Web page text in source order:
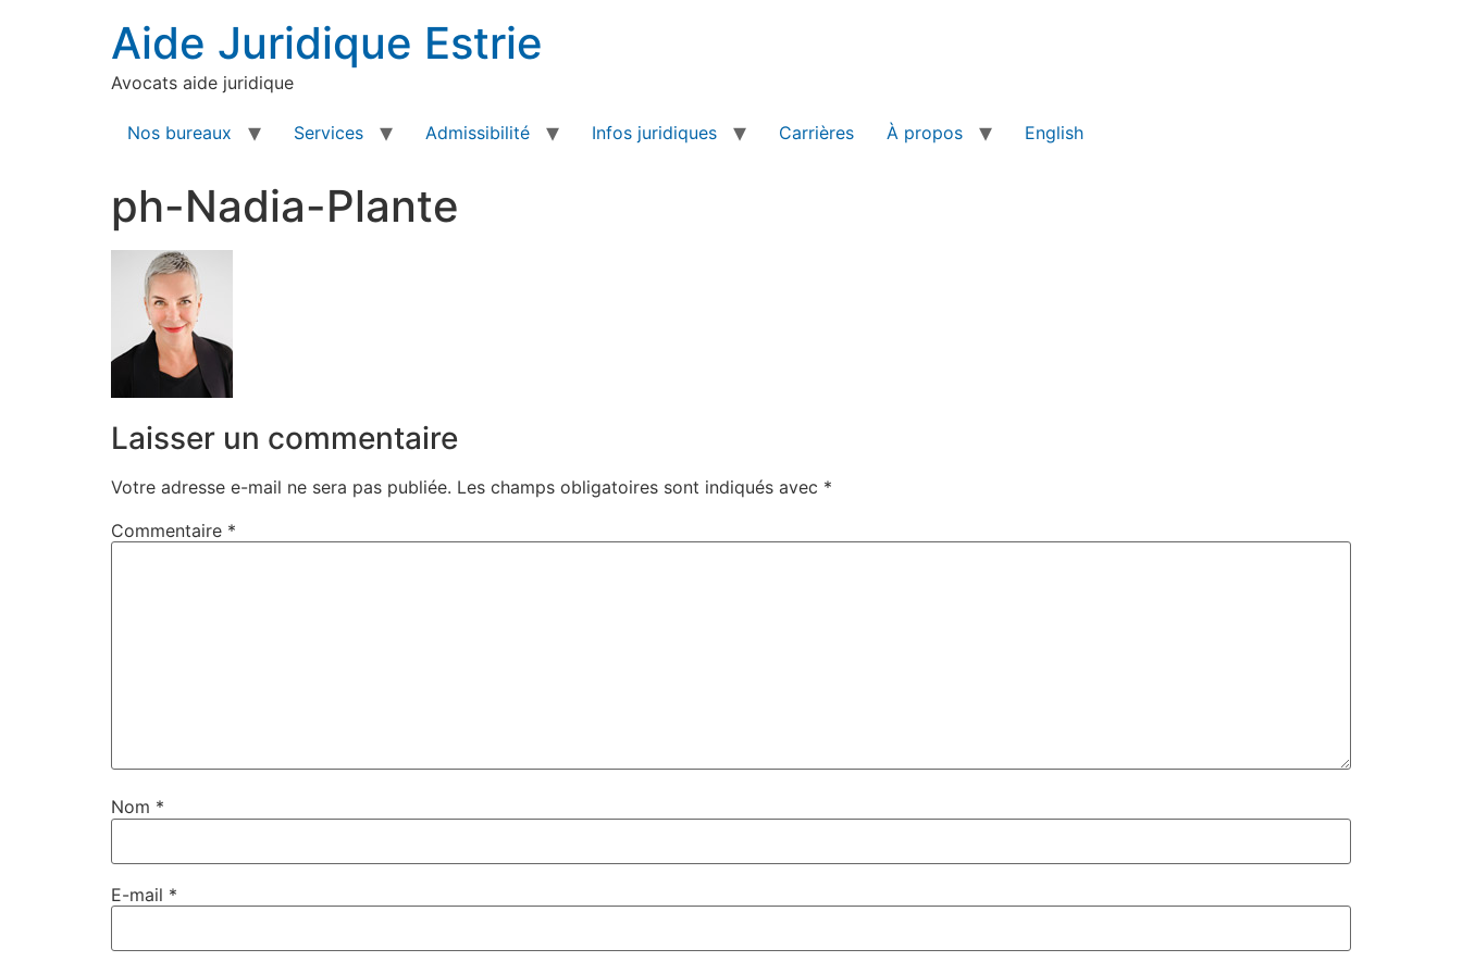
Aide Juridique Estrie
Avocats aide juridique
Nos bureaux Services Admissibilité Infos juridiques Carrières À propos English
ph-Nadia-Plante
Laisser un commentaire
Votre adresse e-mail ne sera pas publiée. Les champs obligatoires sont indiqués avec *
Commentaire *
Nom *
E-mail *